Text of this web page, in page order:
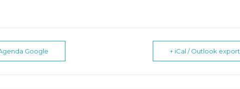
Google + iCal / Outlook export